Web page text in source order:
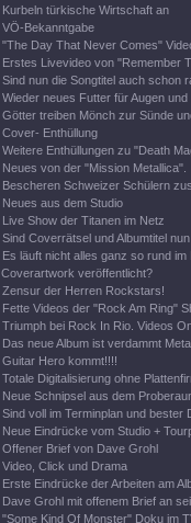
Kurbeln türkische Wirtschaft an
VÖ-Bekanntgabe
"The Day That Never Comes"
Erstes Livevideo von "Remember
Sind nun die Songtitel auch schon
Wieder neues Futter für Augen
Götter treiben Mönch zur Sünde
Cover- Enthüllung
Weitere Enthüllungen zu "Death
Neues von der "Mission Metallica".
Bescheren Schweizer Schülern
Neues aus dem Studio
Live Show der Titanen im Netz
Sind Coverrätsel und Albumtitel
Es läuft nicht alles ganz so rund im
Coverartwork veröffentlicht?
Zensur der Herren Rockstars!
Fette Videos der "Rock Am Ring"
Triumph bei Rock In Rio. Videos
Das neue Album ist verdammt
Guitar Hero kommt!!!!
Totale Digitalisierung ohne
Neue Schnipsel aus dem
Sind voll im Terminplan und bester
Neue Eindrücke vom Studio +
Offener Brief von Dave Grohl
Video, Click und Drama
Erste Eindrücke der Arbeiten am
Dave Grohl mit offenem Brief an
"Some Kind Of Monster" Doku im